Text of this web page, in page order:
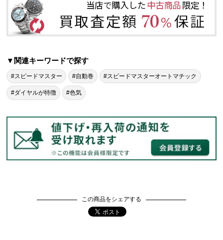
▼関連キーワードで探す
#スピードマスター #自動巻 #スピードマスターオートマチック
#ダイヤルが特徴 #色気
この商品をシェアする